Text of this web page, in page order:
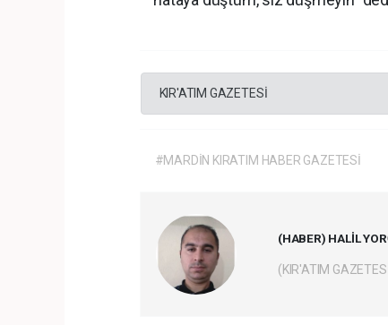
KIR'ATIM GAZETESİ
#MARDİN KIRATIM HABER GAZETESİ
(HABER) HALİL
(KIR'ATIM